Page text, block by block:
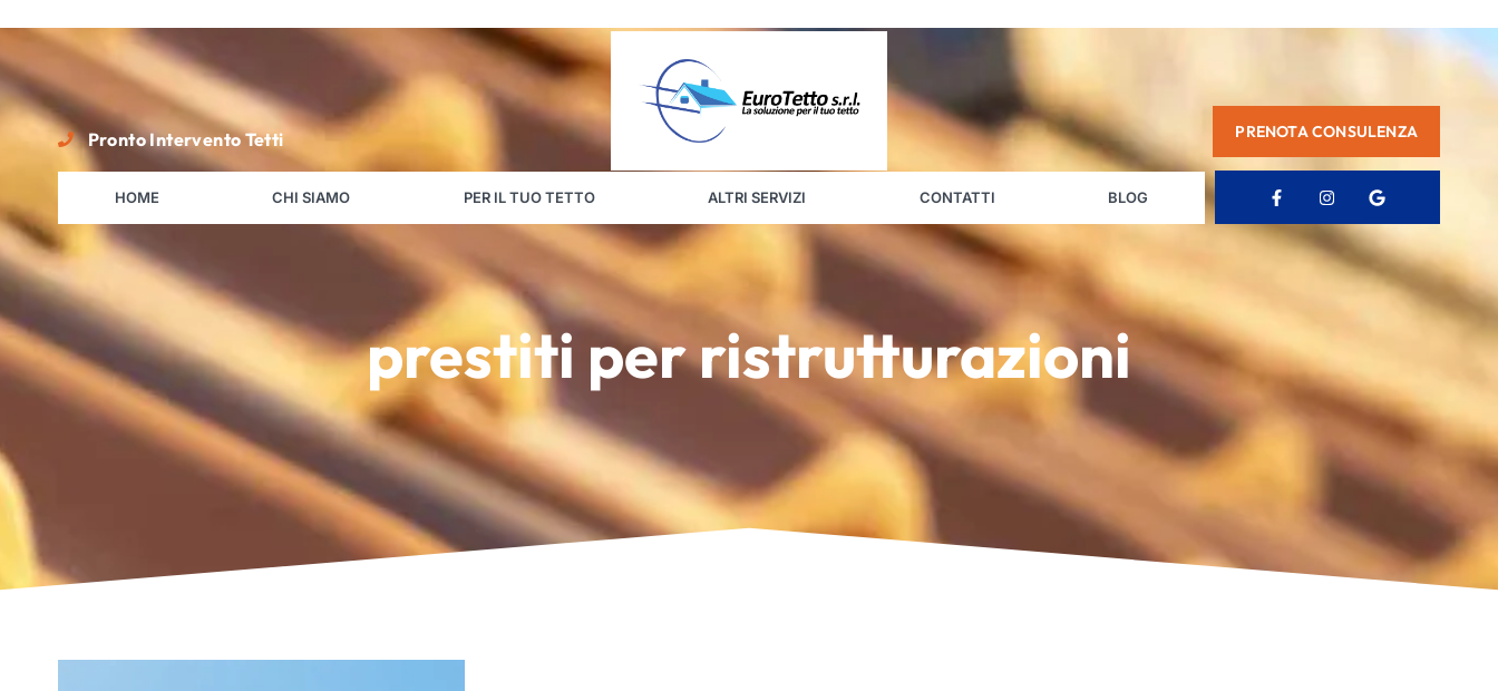
Pronto Intervento Tetti PRENOTA CONSULENZA
HOME CHI SIAMO PER IL TUO TETTO ALTRI SERVIZI CONTATTI BLOG
prestiti per ristrutturazioni